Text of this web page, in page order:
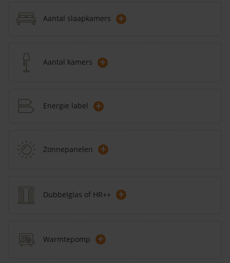
Aantal slaapkamers +
Aantal kamers +
Energie label +
Zonnepanelen +
Dubbelglas of HR++ +
Warmtepomp +